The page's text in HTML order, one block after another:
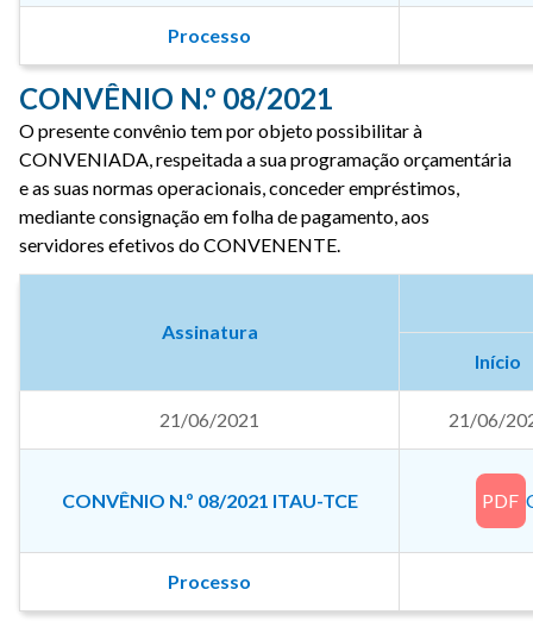
Processo
CONVÊNIO N.º 08/2021
O presente convênio tem por objeto possibilitar à
CONVENIADA, respeitada a sua programação orçamentária
e as suas normas operacionais, conceder empréstimos,
mediante consignação em folha de pagamento, aos
servidores efetivos do CONVENENTE.
Assinatura
Início
21/06/2021 21/06/
CONVÊNIO N.º 08/2021 ITAU-TCE PDF
Processo